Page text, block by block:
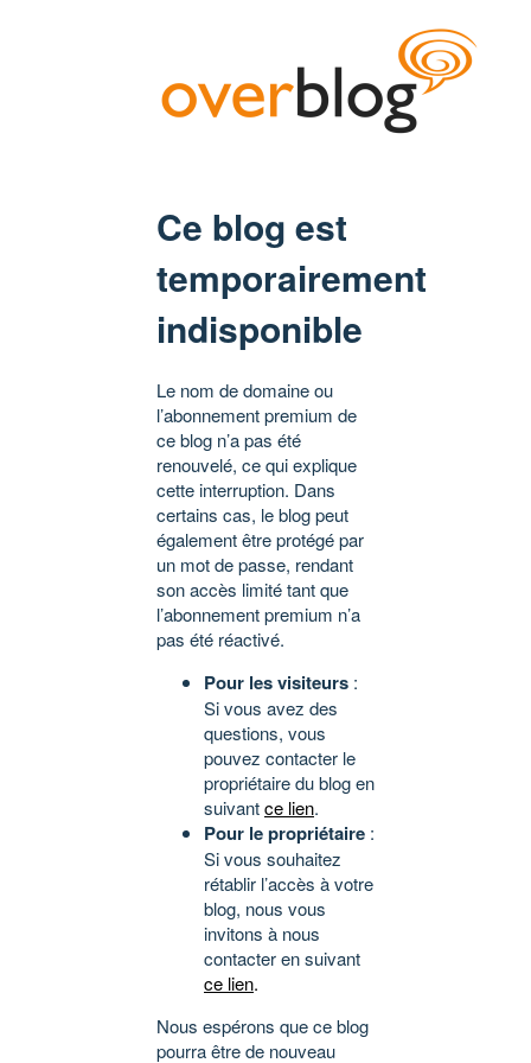
Ce blog est
temporairement
indisponible
Le nom de domaine ou
l’abonnement premium de
ce blog n’a pas été
renouvelé, ce qui explique
cette interruption. Dans
certains cas, le blog peut
également être protégé par
un mot de passe, rendant
son accès limité tant que
l’abonnement premium n’a
pas été réactivé.
Pour les visiteurs :
Si vous avez des
questions, vous
pouvez contacter le
propriétaire du blog en
suivantce lien.
Pour le propriétaire :
Si vous souhaitez
rétablir l’accès à votre
blog, nous vous
invitons à nous
contacter en suivant
ce lien.
Nous espérons que ce blog
pourra être de nouveau